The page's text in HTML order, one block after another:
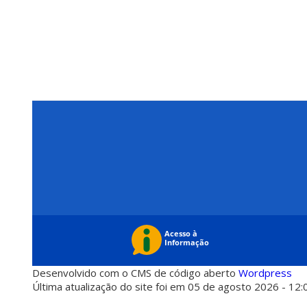
Desenvolvido com o CMS de código aberto Wordpress
Última atualização do site foi em 05 de agosto 2026 -